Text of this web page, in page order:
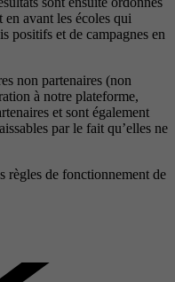
avant les écoles qui
positifs et de campagnes en
non partenaires (non
à notre plateforme,
et sont également
par le fait qu’elles ne
règles de fonctionnement de